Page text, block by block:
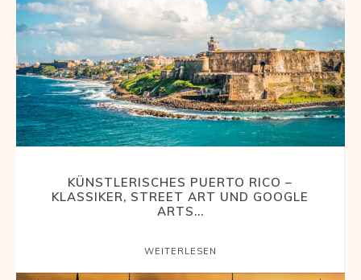
KÜNSTLERISCHES PUERTO RICO –
KLASSIKER, STREET ART UND GOOGLE
ARTS...
WEITERLESEN